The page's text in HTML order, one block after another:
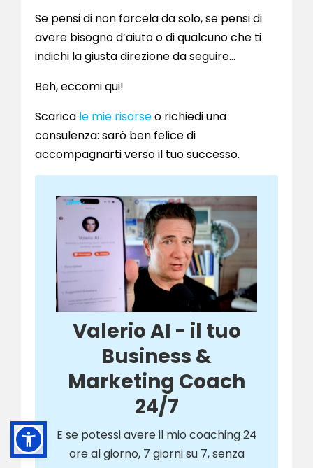
Se pensi di non farcela da solo, se pensi di
avere bisogno d’aiuto o di qualcuno che ti
indichi la giusta direzione da seguire…
Beh, eccomi qui!
Scarica le mie risorseo richiedi una
consulenza: sarò ben felice di
accompagnarti verso il tuo successo.
Valerio AI - il tuo
Business &
Marketing Coach
24/7
E se potessi avere il mio coaching 24
ore al giorno, 7 giorni su 7, senza